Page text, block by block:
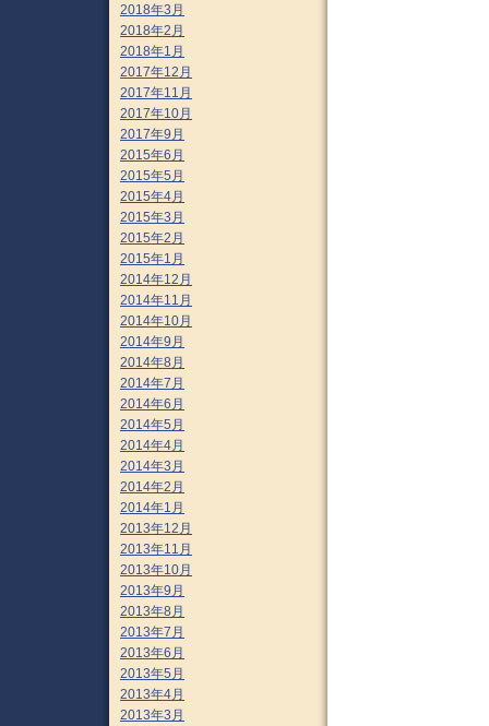
2018年3月
2018年2月
2018年1月
2017年12月
2017年11月
2017年10月
2017年9月
2015年6月
2015年5月
2015年4月
2015年3月
2015年2月
2015年1月
2014年12月
2014年11月
2014年10月
2014年9月
2014年8月
2014年7月
2014年6月
2014年5月
2014年4月
2014年3月
2014年2月
2014年1月
2013年12月
2013年11月
2013年10月
2013年9月
2013年8月
2013年7月
2013年6月
2013年5月
2013年4月
2013年3月